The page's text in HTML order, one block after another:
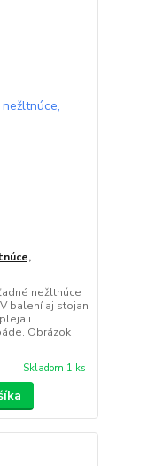
nežltnúce
balení aj stojan
i
Obrázok
Skladom 1 ks